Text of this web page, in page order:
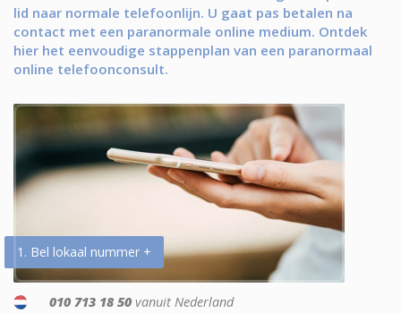
lid naar normale telefoonlijn. U gaat pas betalen na
contact met een paranormale online medium. Ontdek
hier het eenvoudige stappenplan van een paranormaal
online telefoonconsult.
1. Bel lokaal nummer +
010 713 18 50 vanuit Nederland